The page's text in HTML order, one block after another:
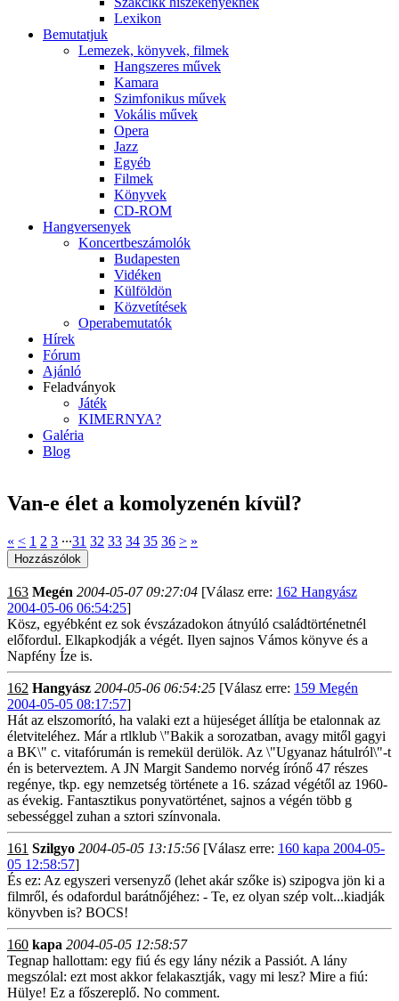
Lexikon
Bemutatjuk
Lemezek, könyvek, filmek
Hangszeres művek
Kamara
Szimfonikus művek
Vokális művek
Opera
Jazz
Egyéb
Filmek
Könyvek
CD-ROM
Hangversenyek
Koncertbeszámolók
Budapesten
Vidéken
Külföldön
Közvetítések
Operabemutatók
Hírek
Fórum
Ajánló
Feladványok
Játék
KIMERNYA?
Galéria
Blog
Van-e élet a komolyzenén kívül?
« < 1 2 3 ∙∙∙31 32 33 34 35 36 > »
163 Megén 2004-05-07 09:27:04 [Válasz erre: 162 Hangyász
2004-05-06 06:54:25]
Kösz, egyébként ez sok évszázadokon átnyúló családtörténetnél
előfordul. Elkapkodják a végét. Ilyen sajnos Vámos könyve és a
Napfény Íze is.
162 Hangyász 2004-05-06 06:54:25 [Válasz erre: 159 Megén
2004-05-05 08:17:57]
Hát az elszomorító, ha valaki ezt a hüjeséget állítja be etalonnak az
életviteléhez. Már a rtlklub \"Bakik a sorozatban, avagy mitől gagyi
a BK\" c. vitafórumán is remekül derülök. Az \"Ugyanaz hátulról\"-t
én is beterveztem. A JN Margit Sandemo norvég írónő 47 részes
regénye, tkp. egy nemzetség története a 16. század végétől az 1960-
as évekig. Fantasztikus ponyvatörténet, sajnos a végén több g
sebességgel zuhan a sztori színvonala.
161 Szilgyo 2004-05-05 13:15:56 [Válasz erre: 160 kapa 2004-05-
05 12:58:57]
És ez: Az egyszeri versenyző (lehet akár szőke is) szipogva jön ki a
filmről, és odafordul barátnőjéhez: - Te, ez olyan szép volt...kiadják
könyvben is? BOCS!
160 kapa 2004-05-05 12:58:57
Tegnap hallottam: egy fiú és egy lány nézik a Passiót. A lány
megszólal: ezt most akkor felakasztják, vagy mi lesz? Mire a fiú:
Hülye! Ez a főszereplő. No comment.